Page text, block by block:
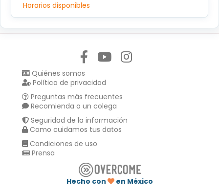
Horarios disponibles
Quiénes somos
Política de privacidad
Preguntas más frecuentes
Recomienda a un colega
Seguridad de la información
Como cuidamos tus datos
Condiciones de uso
Prensa
Hecho con
en México